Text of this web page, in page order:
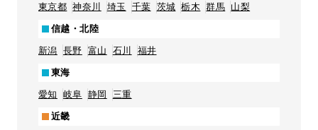
東京都 神奈川 埼玉 千葉 茨城 栃木 群馬 山梨
信越・北陸
新潟 長野 富山 石川 福井
東海
愛知 岐阜 静岡 三重
近畿